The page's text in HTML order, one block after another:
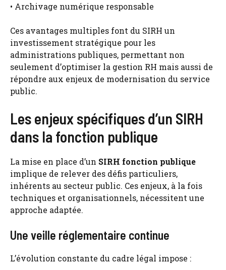
• Archivage numérique responsable
Ces avantages multiples font du SIRH un
investissement stratégique pour les
administrations publiques, permettant non
seulement d’optimiser la gestion RH mais aussi de
répondre aux enjeux de modernisation du service
public.
Les enjeux spécifiques d’un SIRH
dans la fonction publique
La mise en place d’un SIRH fonction publique
implique de relever des défis particuliers,
inhérents au secteur public. Ces enjeux, à la fois
techniques et organisationnels, nécessitent une
approche adaptée.
Une veille réglementaire continue
L’évolution constante du cadre légal impose :